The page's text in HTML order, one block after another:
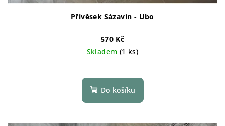
Přívěsek Sázavín - Ubo
570 Kč
Skladem (1 ks)
Do košíku